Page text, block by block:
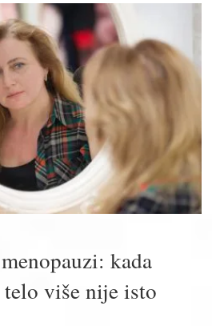
kada
telo više nije isto